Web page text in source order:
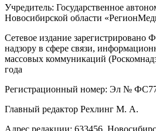
Учредитель: Государственное
Новосибирской области
Сетевое издание зарегистрировано
надзору в сфере связи,
массовых коммуникаций
года
Регистрационный номер: Эл №
Главный редактор Рехлинг М. А.
Адрес редакции: 633456,